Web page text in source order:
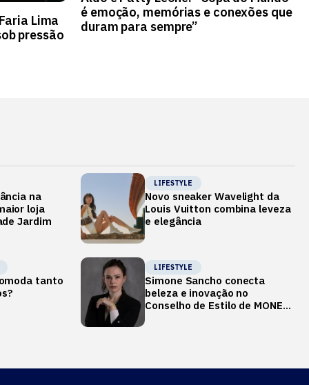
Lima
pressão
é emoção, memórias e conexões que
duram para sempre”
na
loja
Jardim
LIFESTYLE
Novo sneaker Wavelight da
Louis Vuitton combina leveza
e elegância
tanto
LIFESTYLE
Simone Sancho conecta
beleza e inovação no
Conselho de Estilo de MONEY